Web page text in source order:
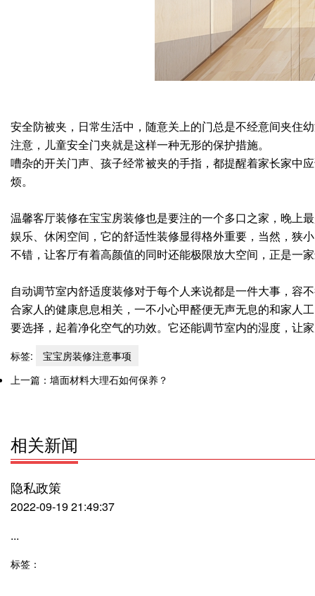
安全防被夹，日常生活中，随意关上的门总是不经意间夹住
注意，儿童安全门夹就是这样一种无形的保护措施。
嘈杂的开关门声、孩子经常被夹的手指，都提醒着家长家中
烦。
温馨客厅装修在宝宝房装修也是要注的一个多口之家，晚上
娱乐、休闲空间，它的舒适性装修显得格外重要，当然，狭
不错，让客厅有着高颜值的同时还能极限放大空间，正是一
自动调节室内舒适度装修对于每个人来说都是一件大事，容
合家人的健康息息相关，一不小心甲醛便无声无息的和家人
要选择，起着净化空气的功效。它还能调节室内的湿度，让
标签:
宝宝房装修注意事项
上一篇： 墙面材料大理石如何保养？
相关新闻
隐私政策
2022-09-19 21:49:37
...
标签：